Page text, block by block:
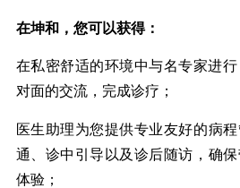
在坤和，您可以获得：
在私密舒适的环境中与名专家进
对面的交流，完成诊疗；
医生助理为您提供专业友好的病
通、诊中引导以及诊后随访，确
体验；